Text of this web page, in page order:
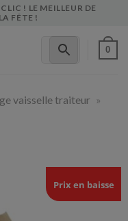
! LE MEILLEUR DE
FÊTE !
0
vaisselle traiteur »
Prix en baisse